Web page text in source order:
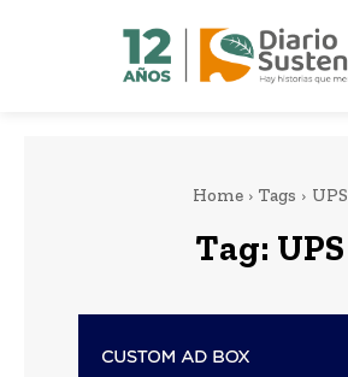
Home Tags UPS
Tag: UPS